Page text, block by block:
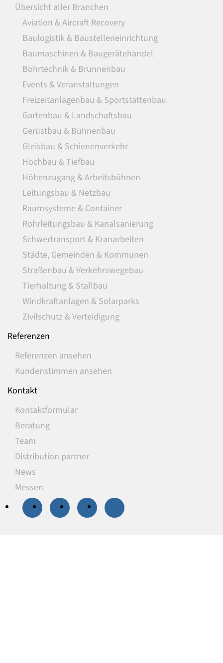
Übersicht aller Branchen
Aviation & Aircraft Recovery
Baulogistik & Baustelleneinrichtung
Baumaschinen & Baugerätehandel
Bohrtechnik & Brunnenbau
Events & Veranstaltungen
Freizeitanlagenbau & Sportstättenbau
Gartenbau & Landschaftsbau
Gerüstbau & Bühnenbau
Gleisbau & Schienenverkehr
Hochbau & Tiefbau
Höhenzugang & Arbeitsbühnen
Leitungsbau & Netzbau
Raumsysteme & Container
Rohrleitungsbau & Kanalsanierung
Schwertransport & Kranarbeiten
Städte, Gemeinden & Kommunen
Straßenbau & Verkehrswegebau
Tierhaltung & Stallbau
Windkraftanlagen & Solarparks
Zivilschutz & Verteidigung
Referenzen
Referenzen ansehen
Kundenstimmen ansehen
Kontakt
Kontaktformular
Beratung
Team
Distribution partner
News
Messen